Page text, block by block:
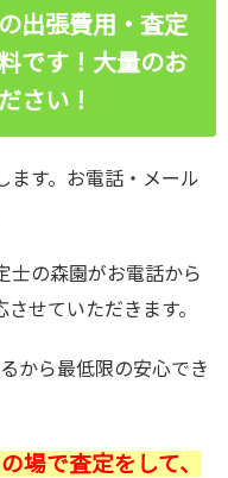
出張費用・査定
です！ 大量のお
さい！
ます。お電話・メール
士の森園がお電話から
せていただきます。
から最低限の安心でき
場で査定をして、